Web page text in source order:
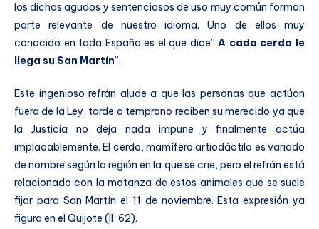
los dichos agudos y sentenciosos de uso muy común forman
parte relevante de nuestro idioma. Uno de ellos muy
conocido en toda España es el que dice”A cada cerdo le
llega su San Martín”.
Este ingenioso refrán alude a que las personas que actúan
fuera de la Ley, tarde o temprano reciben su merecido ya que
la Justicia no deja nada impune y finalmente actúa
implacablemente. El cerdo, mamífero artiodáctilo es variado
de nombre según la región en la que se crie, pero el refrán está
relacionado con la matanza de estos animales que se suele
fijar para San Martín el 11 de noviembre. Esta expresión ya
figura en el Quijote (II, 62).